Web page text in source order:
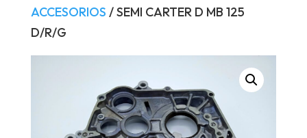
ACCESORIOS / SEMI CARTER D MB 125
D/R/G